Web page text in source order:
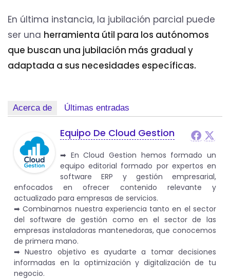
En última instancia, la jubilación parcial puede
ser una herramienta útil para los autónomos
que buscan una jubilación más gradual y
adaptada a sus necesidades específicas.
Acerca de Últimas entradas
Equipo De Cloud Gestion
➡︎ En Cloud Gestion hemos formado un
equipo editorial formado por expertos en
software ERP y gestión empresarial,
enfocados en ofrecer contenido relevante y
actualizado para empresas de servicios.
➡︎ Combinamos nuestra experiencia tanto en el sector
del software de gestión como en el sector de las
empresas instaladoras mantenedoras, que conocemos
de primera mano.
➡︎ Nuestro objetivo es ayudarte a tomar decisiones
informadas en la optimización y digitalización de tu
negocio.